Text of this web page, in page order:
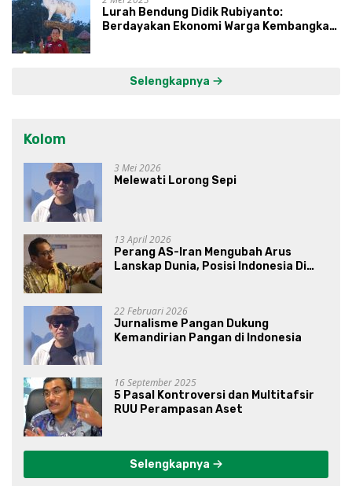
Lurah Bendung Didik Rubiyanto:
Berdayakan Ekonomi Warga Kembangkan
Selengkapnya
Kolom
3 Mei 2026
Melewati Lorong Sepi
13 April 2026
Perang AS-Iran Mengubah Arus
Lanskap Dunia, Posisi Indonesia Di
22 Februari 2026
Jurnalisme Pangan Dukung
Kemandirian Pangan di Indonesia
16 September 2025
5 Pasal Kontroversi dan Multitafsir
RUU Perampasan Aset
Selengkapnya